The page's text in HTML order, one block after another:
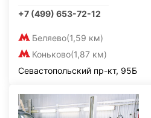
+7 (499) 653-72-12
Беляево(1,59 км)
Коньково(1,87 км)
Севастопольский пр-кт, 95Б